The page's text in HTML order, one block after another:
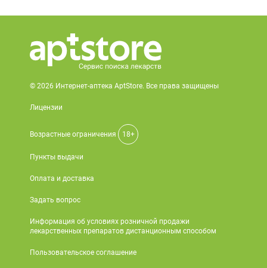
© 2026 Интернет-аптека AptStore. Все права защищены
Лицензии
Возрастные ограничения 18+
Пункты выдачи
Оплата и доставка
Задать вопрос
Информация об условиях розничной продажи
лекарственных препаратов дистанционным способом
Пользовательское соглашение